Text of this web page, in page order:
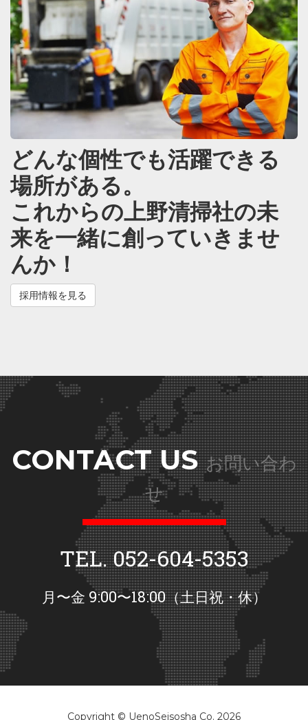
どんな個性でも活躍できる
場所がある。
これからの上野清掃社の未
来を一緒に創っていきませ
んか！
採用情報を見る
CONTACT USお問い合わ
せ
TEL. 052-604-5353
月〜金 9:00〜18:00（土日祝・休）
Copyright © UenoSeisosha Co. 2026